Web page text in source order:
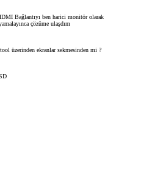
Bağlantıyı ben harici monitör olarak
çözüme ulaşdım
üzerinden ekranlar sekmesinden mi ?